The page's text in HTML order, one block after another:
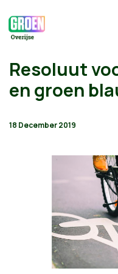
Resoluut
en groen
18 December 2019